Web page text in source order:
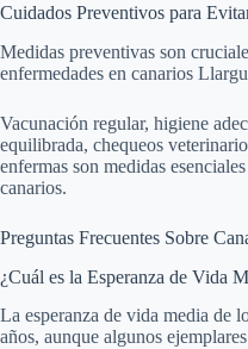
Cuidados Preventivos para
Medidas preventivas son
enfermedades en canarios
Vacunación regular, higiene
equilibrada, chequeos
enfermas son medidas
canarios.
Preguntas Frecuentes Sobre
¿Cuál es la Esperanza de Vida
La esperanza de vida media de
años, aunque algunos